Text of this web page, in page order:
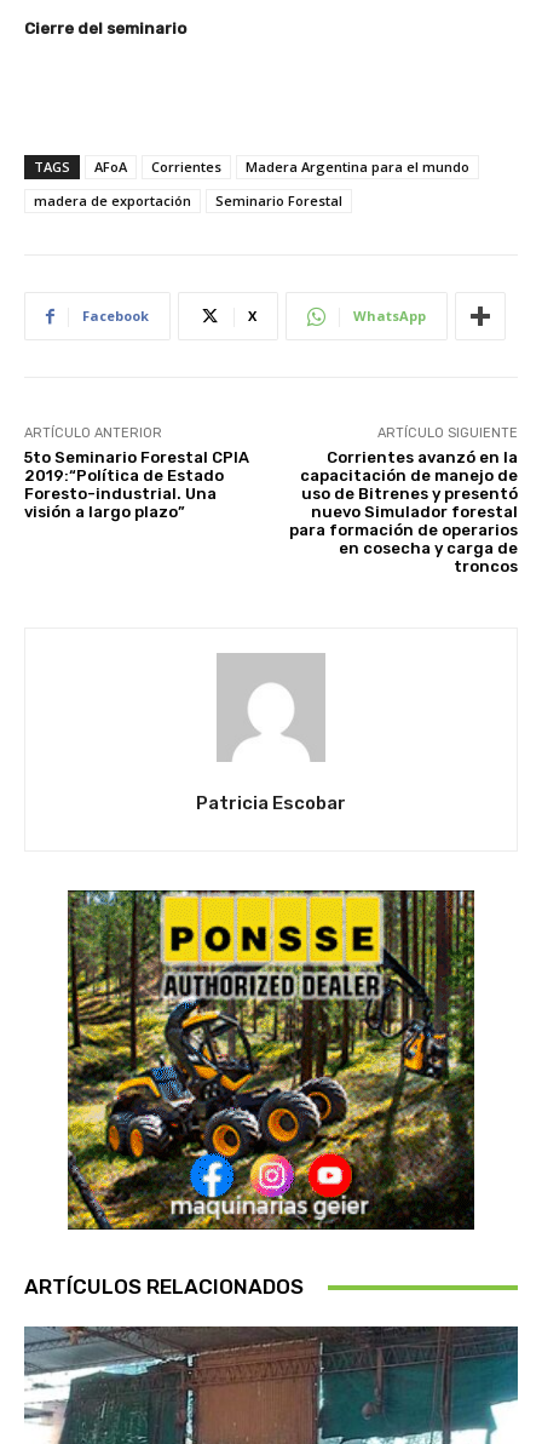
Cierre del seminario
TAGS AFoA Corrientes
Madera Argentina para el mundo
madera de exportación
Seminario Forestal
Facebook X WhatsApp
ARTÍCULO ANTERIOR
5to Seminario Forestal CPIA
2019:“Política de Estado
Foresto-industrial. Una
visión a largo plazo”
ARTÍCULO SIGUIENTE
Corrientes avanzó en la
capacitación de manejo de
uso de Bitrenes y presentó
nuevo Simulador forestal
para formación de operarios
en cosecha y carga de
troncos
Patricia Escobar
ARTÍCULOS RELACIONADOS